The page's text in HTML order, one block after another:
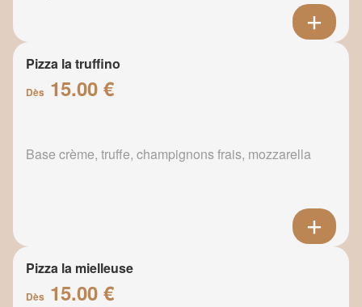
Pizza la truffino
Dès 15.00 €
Base crème, truffe, champignons frais, mozzarella
Pizza la mielleuse
Dès 15.00 €